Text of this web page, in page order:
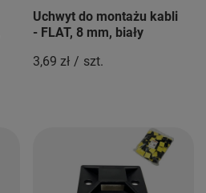
Uchwyt do montażu kabli
- FLAT, 8 mm, biały
3,69 zł / szt.